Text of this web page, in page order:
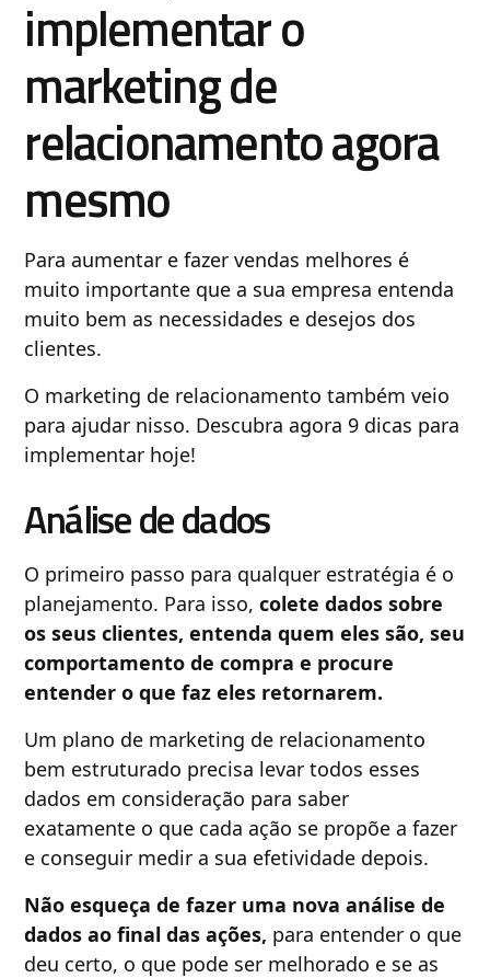
implementar o
marketing de
relacionamento agora
mesmo
Para aumentar e fazer vendas melhores é
muito importante que a sua empresa entenda
muito bem as necessidades e desejos dos
clientes.
O marketing de relacionamento também veio
para ajudar nisso. Descubra agora 9 dicas para
implementar hoje!
Análise de dados
O primeiro passo para qualquer estratégia é o
planejamento. Para isso,colete dados sobre
os seus clientes, entenda quem eles são, seu
comportamento de compra e procure
entender o que faz eles retornarem.
Um plano de marketing de relacionamento
bem estruturado precisa levar todos esses
dados em consideração para saber
exatamente o que cada ação se propõe a fazer
e conseguir medir a sua efetividade depois.
Não esqueça de fazer uma nova análise de
dados ao final das ações, para entender o que
deu certo, o que pode ser melhorado e se as